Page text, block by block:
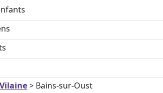
> Bains-sur-Oust